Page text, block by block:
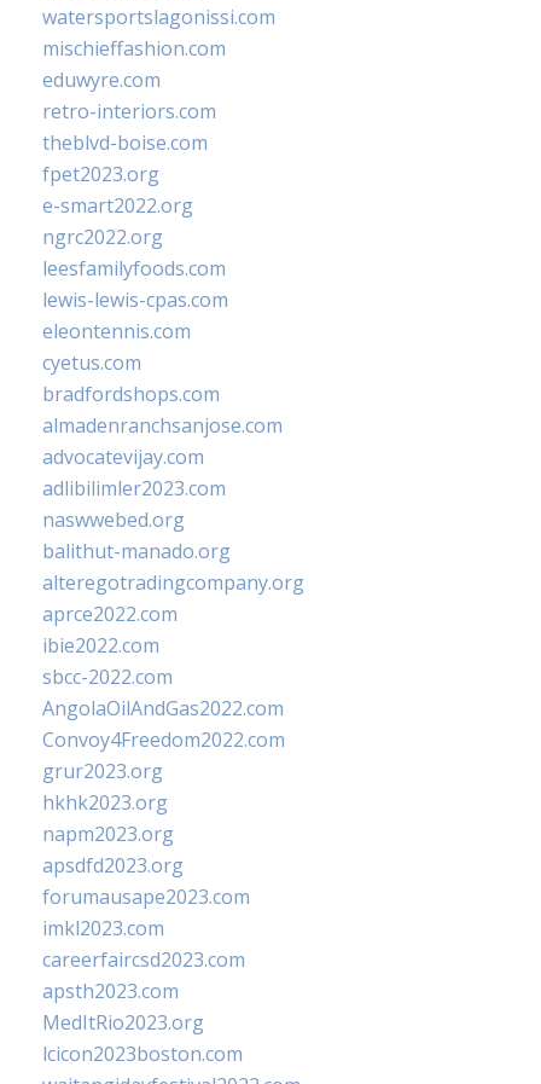
watersportslagonissi.com
mischieffashion.com
eduwyre.com
retro-interiors.com
theblvd-boise.com
fpet2023.org
e-smart2022.org
ngrc2022.org
leesfamilyfoods.com
lewis-lewis-cpas.com
eleontennis.com
cyetus.com
bradfordshops.com
almadenranchsanjose.com
advocatevijay.com
adlibilimler2023.com
naswwebed.org
balithut-manado.org
alteregotradingcompany.org
aprce2022.com
ibie2022.com
sbcc-2022.com
AngolaOilAndGas2022.com
Convoy4Freedom2022.com
grur2023.org
hkhk2023.org
napm2023.org
apsdfd2023.org
forumausape2023.com
imkl2023.com
careerfaircsd2023.com
apsth2023.com
MedItRio2023.org
lcicon2023boston.com